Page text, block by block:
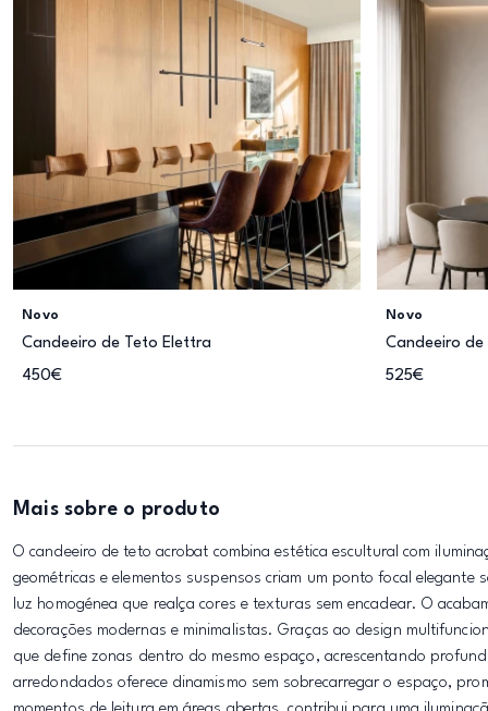
Novo
Candeeiro de Teto Elettra
450€
Novo
Candeeiro
525€
Mais sobre o produto
O candeeiro de teto acrobat combina estética escultural com
geométricas e elementos suspensos criam um ponto focal
luz homogénea que realça cores e texturas sem encadear. O
decorações modernas e minimalistas. Graças ao design
que define zonas dentro do mesmo espaço, acrescentando
arredondados oferece dinamismo sem sobrecarregar o espaço,